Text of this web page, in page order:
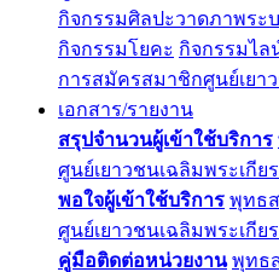
กิจกรรมศิลปะวาดภาพระ
กิจกรรมโยคะ กิจกรรมไล
การสมัครสมาชิกศูนย์เยา
เอกสาร/รายงาน
สรุปจำนวนผู้เข้าใช้บริการ
ศูนย์เยาวชนเฉลิมพระเกีย
พอใจผู้เข้าใช้บริการ พุทธ
ศูนย์เยาวชนเฉลิมพระเกีย
คู่มือติดต่อหน่วยงาน พุทธ